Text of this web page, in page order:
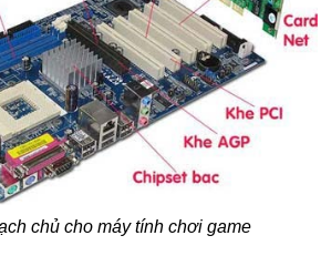
chủ cho máy tính chơi game